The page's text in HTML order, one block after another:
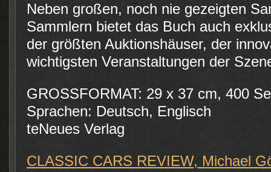
Neben großen, noch nie gezeigten
Sammlern bietet das Buch auch
der größten Auktionshäuser, der
wichtigsten Veranstaltungen der
GROSSFORMAT: 29 x 37 cm, 400
Sprachen: Deutsch, Englisch
teNeues Verlag
CLASSIC CARS REVIEW, Michael